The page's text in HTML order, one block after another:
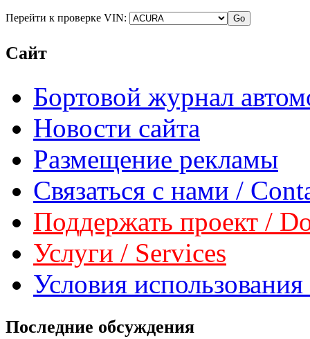
Перейти к проверке VIN:
Сайт
Бортовой журнал
Новости сайта
Размещение рекламы
Связаться с нами /
Поддержать проект /
Услуги / Services
Условия
Последние обсуждения